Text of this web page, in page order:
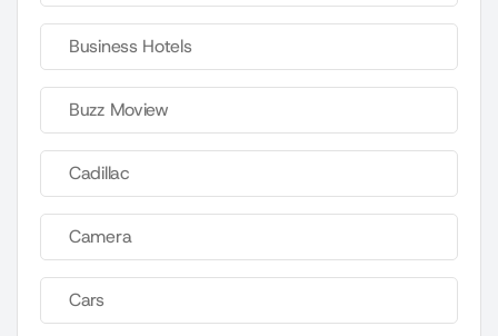
Business Hotels
Buzz Moview
Cadillac
Camera
Cars